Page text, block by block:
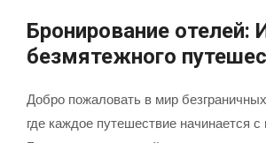
Бронирование отелей:
безмятежного
Добро пожаловать в мир
где каждое путешествие начинается с